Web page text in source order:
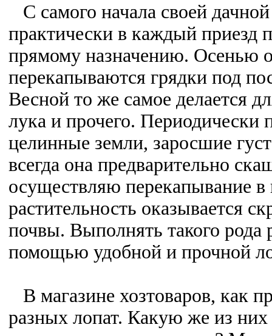
С самого начала своей
практически в каждый приезд
прямому назначению. Осенью
перекапываются грядки под
Весной то же самое делается
лука и прочего. Периодически
целинные земли, заросшие
всегда она предварительно
осуществляю перекапывание
растительность оказывается
почвы. Выполнять такого рода
помощью удобной и прочной
В магазине хозтоваров, как
разных лопат. Какую же из